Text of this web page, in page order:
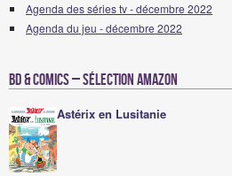
Agenda des séries tv - décembre 2022
Agenda du jeu - décembre 2022
BD & Comics – Sélection Amazon
Astérix en Lusitanie